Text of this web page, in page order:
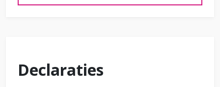
Declaraties